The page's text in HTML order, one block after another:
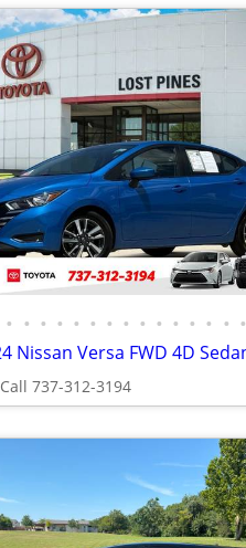
• • • • • • • • • • • • • • •
Call 737-312-3194